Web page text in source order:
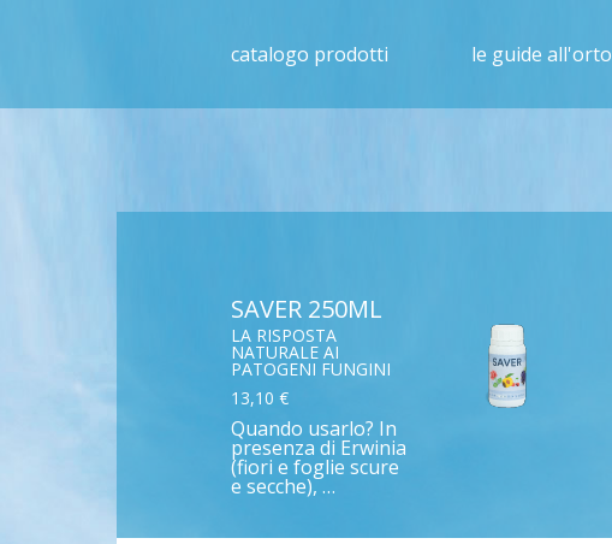
catalogo prodotti le guide all'orto
SAVER 250ML
LA RISPOSTA
NATURALE AI
PATOGENI FUNGINI
13,10 €
Quando usarlo? In
presenza di Erwinia
(fiori e foglie scure
e secche), …